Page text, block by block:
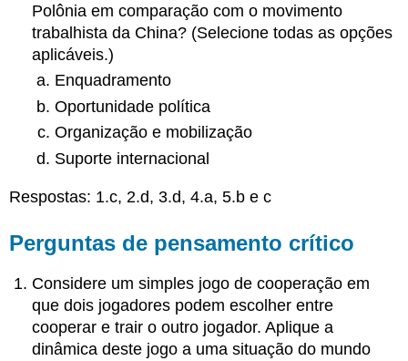
Polônia em comparação com o movimento
trabalhista da China? (Selecione todas as opções
aplicáveis.)
Enquadramento
Oportunidade política
Organização e mobilização
Suporte internacional
Respostas: 1.c, 2.d, 3.d, 4.a, 5.b e c
Perguntas de pensamento crítico
Considere um simples jogo de cooperação em
que dois jogadores podem escolher entre
cooperar e trair o outro jogador. Aplique a
dinâmica deste jogo a uma situação do mundo